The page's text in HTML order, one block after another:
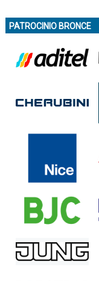
PATROCINIO BRONCE